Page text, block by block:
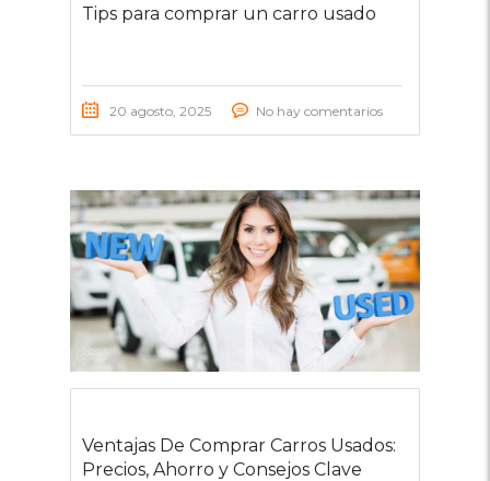
Tips para comprar un carro usado
20 agosto, 2025 No hay comentarios
Ventajas De Comprar Carros Usados:
Precios, Ahorro y Consejos Clave